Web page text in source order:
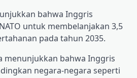
bahwa Inggris
untuk membelanjakan 3,5
pada tahun 2035.
menunjukkan bahwa Inggris
negara-negara seperti